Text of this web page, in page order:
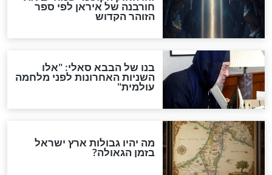
"לפני הגאולה תהיה אפיקורסות
והכחשה גדולה מאוד של
האמונה"
האם לאחר בוא המשיח יהיה
אפשר לחזור בתשובה?